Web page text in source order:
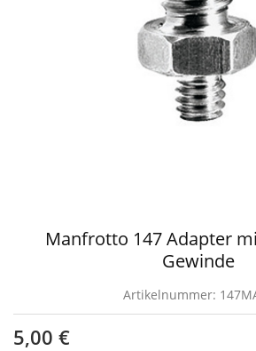
Manfrotto 147 Adapter
Gewinde
Artikelnummer:
5,00 €